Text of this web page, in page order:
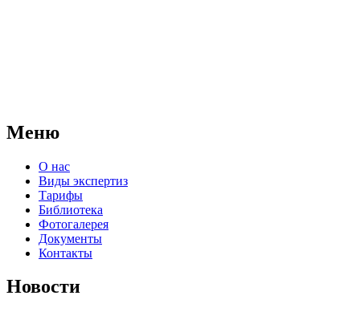
Меню
О нас
Виды экспертиз
Тарифы
Библиотека
Фотогалерея
Документы
Контакты
Новости